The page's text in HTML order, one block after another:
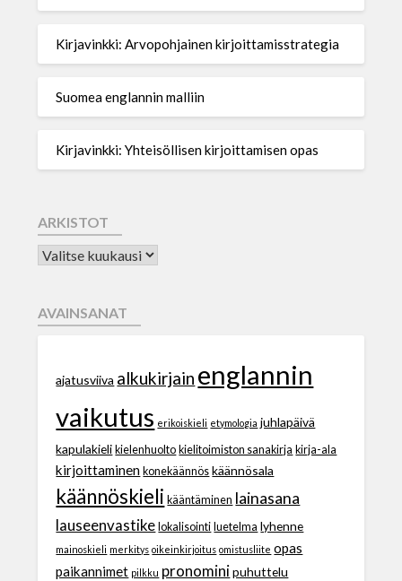
Kirjavinkki: Arvopohjainen kirjoittamisstrategia
Suomea englannin malliin
Kirjavinkki: Yhteisöllisen kirjoittamisen opas
ARKISTOT
AVAINSANAT
ajatusviiva alkukirjain englannin
vaikutus erikoiskieli etymologia juhlapäivä
kapulakieli kielenhuolto kielitoimiston sanakirja kirja-ala
kirjoittaminen konekäännös käännösala
käännöskieli kääntäminen lainasana
lauseenvastike lokalisointi luetelma lyhenne
mainoskieli merkitys oikeinkirjoitus omistusliite opas
paikannimet pilkku pronomini puhuttelu